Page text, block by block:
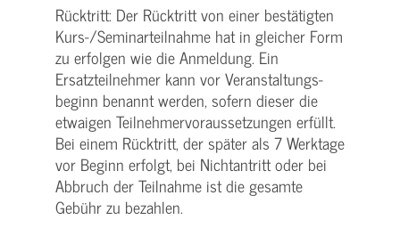
Rücktritt: Der Rücktritt von einer bestätigten
Kurs-/­Seminarteilnahme hat in gleicher Form
zu erfolgen wie die Anmeldung. Ein
Ersatzteilnehmer kann vor Veranstaltungs­
beginn benannt werden, sofern dieser die
etwaigen Teilnehmer­voraussetzungen erfüllt.
Bei einem Rücktritt, der später als 7 Werktage
vor Beginn erfolgt, bei Nichtantritt oder bei
Abbruch der Teilnahme ist die gesamte
Gebühr zu bezahlen.